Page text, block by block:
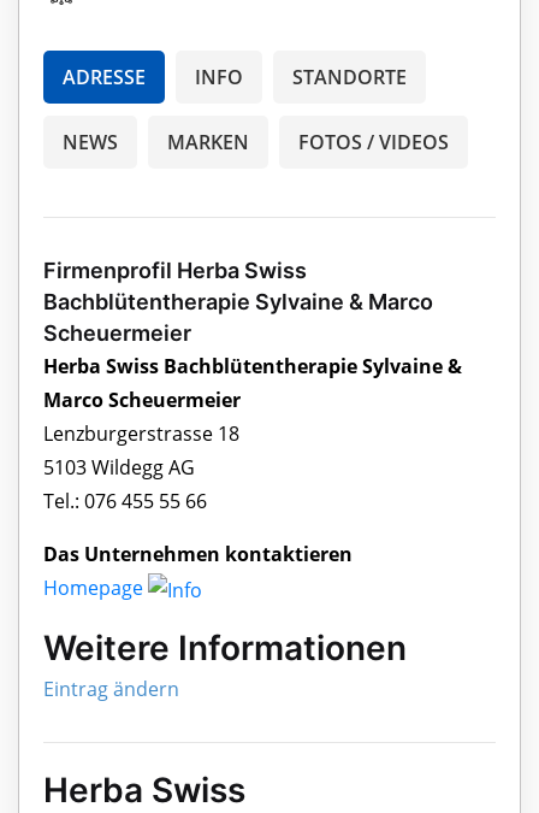
ADRESSE INFO STANDORTE
NEWS MARKEN FOTOS / VIDEOS
Firmenprofil Herba Swiss
Bachblütentherapie Sylvaine & Marco
Scheuermeier
Herba Swiss Bachblütentherapie Sylvaine &
Marco Scheuermeier
Lenzburgerstrasse 18
5103 Wildegg AG
Tel.: 076 455 55 66
Das Unternehmen kontaktieren
Homepage
Weitere Informationen
Eintrag ändern
Herba Swiss